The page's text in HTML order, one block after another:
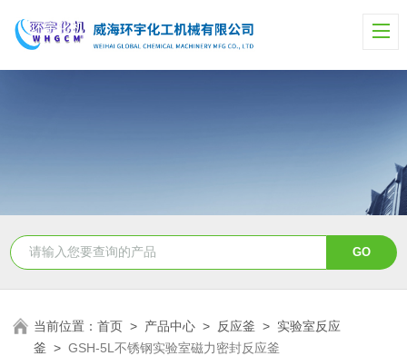
当前位置：首页 > 产品中心 > 反应釜 > 实验室反应
釜 >GSH-5L不锈钢实验室磁力密封反应釜